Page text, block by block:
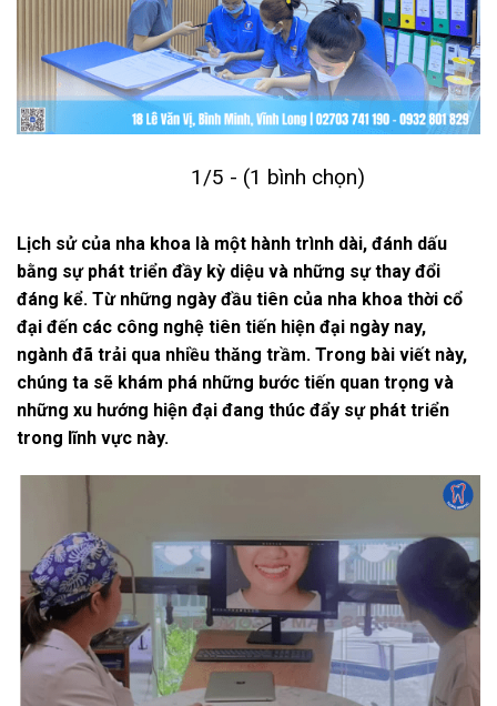
1/5 - (1 bình chọn)
Lịch sử của nha khoa là một hành trình dài, đánh dấu
bằng sự phát triển đầy kỳ diệu và những sự thay đổi
đáng kể. Từ những ngày đầu tiên của nha khoa thời cổ
đại đến các công nghệ tiên tiến hiện đại ngày nay,
ngành đã trải qua nhiều thăng trầm. Trong bài viết này,
chúng ta sẽ khám phá những bước tiến quan trọng và
những xu hướng hiện đại đang thúc đẩy sự phát triển
trong lĩnh vực này.